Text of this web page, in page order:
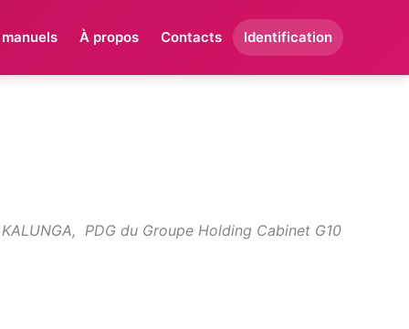
À propos Contacts Identification
PDG du Groupe Holding Cabinet G10